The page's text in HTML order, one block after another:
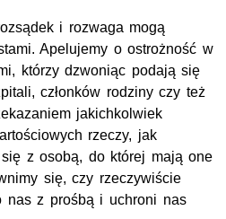
i rozwaga mogą
Apelujemy o ostrożność w
którzy dzwoniąc podają się
członków rodziny czy też
jakichkolwiek
rzeczy, jak
z osobą, do której mają one
się, czy rzeczywiście
nas z prośbą i uchroni nas